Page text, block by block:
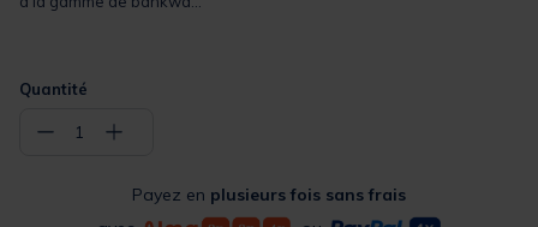
Quantité
− 1 +
Payez en plusieurs fois sans frais